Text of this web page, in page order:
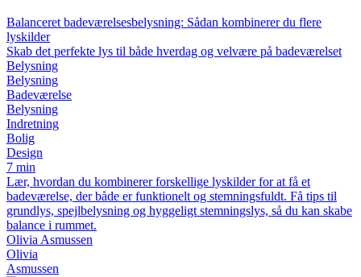
Balanceret badeværelsesbelysning: Sådan kombinerer du flere
lyskilder
Skab det perfekte lys til både hverdag og velvære på badeværelset
Belysning
Belysning
Badeværelse
Belysning
Indretning
Bolig
Design
7 min
Lær, hvordan du kombinerer forskellige lyskilder for at få et
badeværelse, der både er funktionelt og stemningsfuldt. Få tips til
grundlys, spejlbelysning og hyggeligt stemningslys, så du kan skabe
balance i rummet.
Olivia Asmussen
Olivia
Asmussen